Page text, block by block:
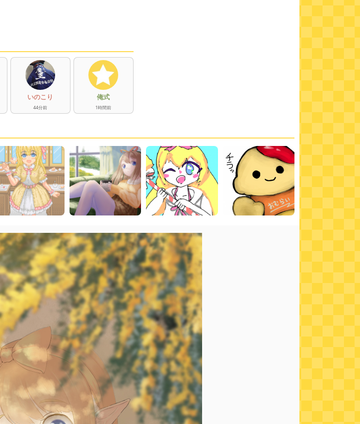
いのこり
44分前
俺式
1時間前